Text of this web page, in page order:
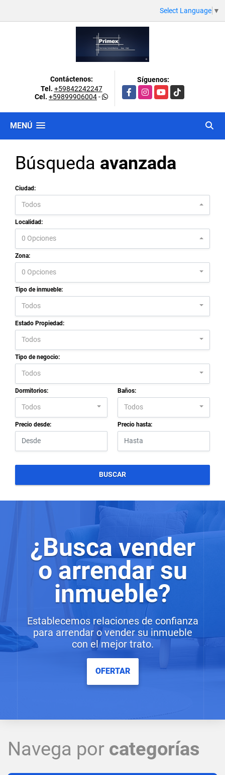
Select Language ▼
Contáctenos:
Tel. +59842242247
Cel. +59899906004-
Síguenos:
FacebookInstagramYouTubeTikTok
MENÚ
Búsqueda avanzada
Ciudad:
Todos
Localidad:
0 Opciones
Zona:
0 Opciones
Tipo de inmueble:
Todos
Estado Propiedad:
Todos
Tipo de negocio:
Todos
Dormitorios:
Todos
Baños:
Todos
Precio desde: Precio hasta:
BUSCAR
¿Busca vender
o arrendar su
inmueble?
Establecemos relaciones de confianza
para arrendar o vender su inmueble
con el mejor trato.
OFERTAR
Navega por categorías